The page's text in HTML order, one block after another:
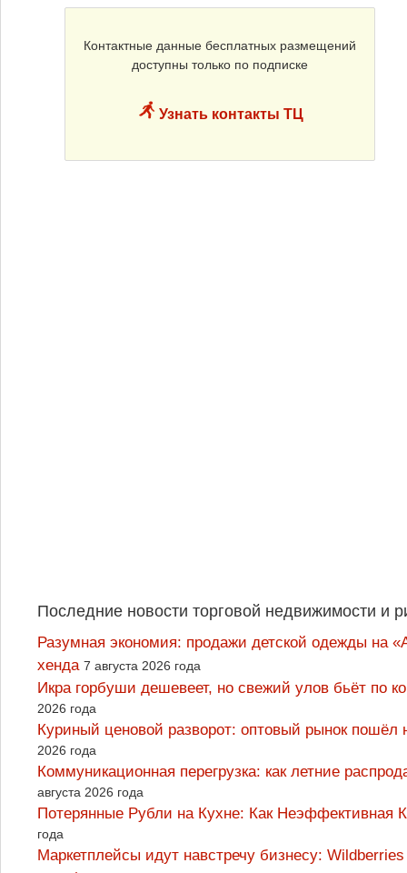
Контактные данные бесплатных размещений
доступны только по подписке
Узнать контакты ТЦ
Последние новости торговой недвижимости и
Разумная экономия: продажи детской одежды на
хенда 7 августа 2026 года
Икра горбуши дешевеет, но свежий улов бьёт по
2026 года
Куриный ценовой разворот: оптовый рынок
2026 года
Коммуникационная перегрузка: как летние
августа 2026 года
Потерянные Рубли на Кухне: Как
года
Маркетплейсы идут навстречу бизнесу: